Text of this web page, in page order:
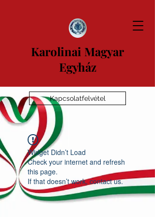
Karolinai Magyar
Egyház
Kapcsolatfelvétel
Widget Didn’t Load
Check your internet and refresh
this page.
If that doesn’t work, contact us.